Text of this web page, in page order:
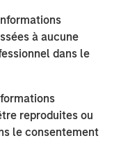
à aucune
dans le
reproduites ou
le consentement
policies,
growth
strengthens the
for assets that
engaged
are setting the
valuations.
rising